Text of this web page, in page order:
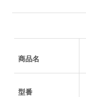
商品名
型番